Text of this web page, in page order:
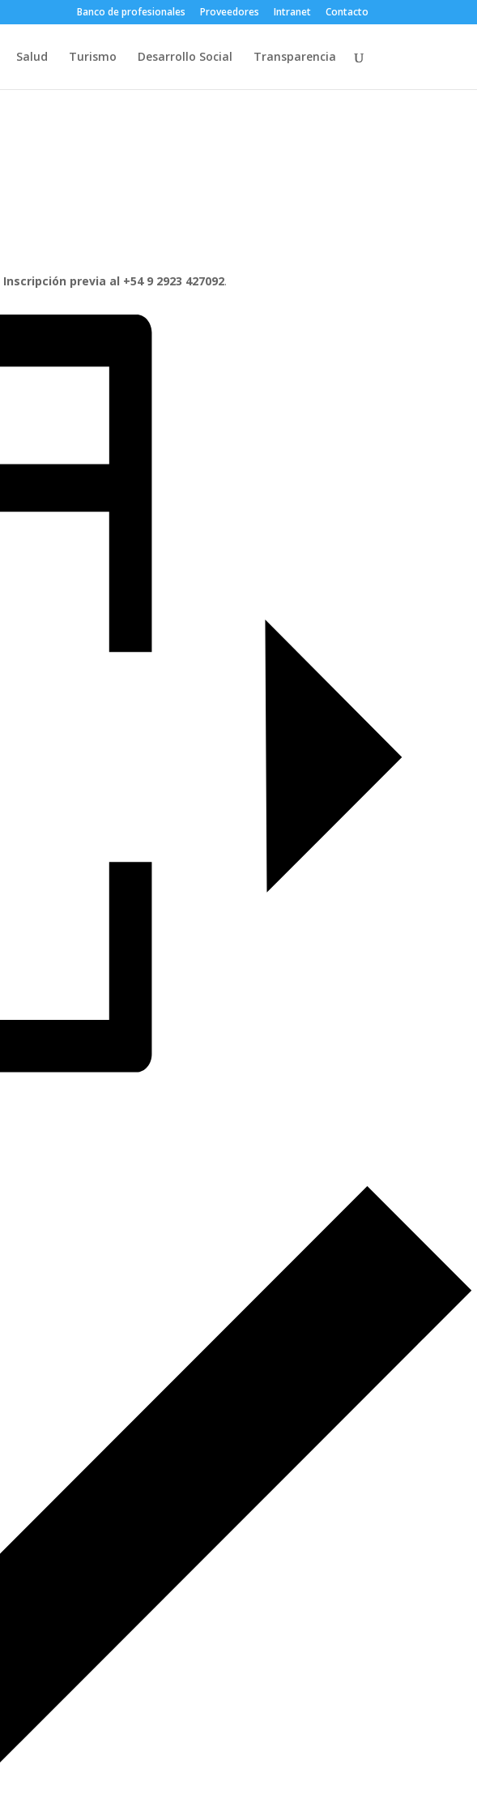
Banco de profesionales Proveedores Intranet Contacto
Salud Turismo Desarrollo Social Transparencia
Inscripción previa al +54 9 2923 427092.